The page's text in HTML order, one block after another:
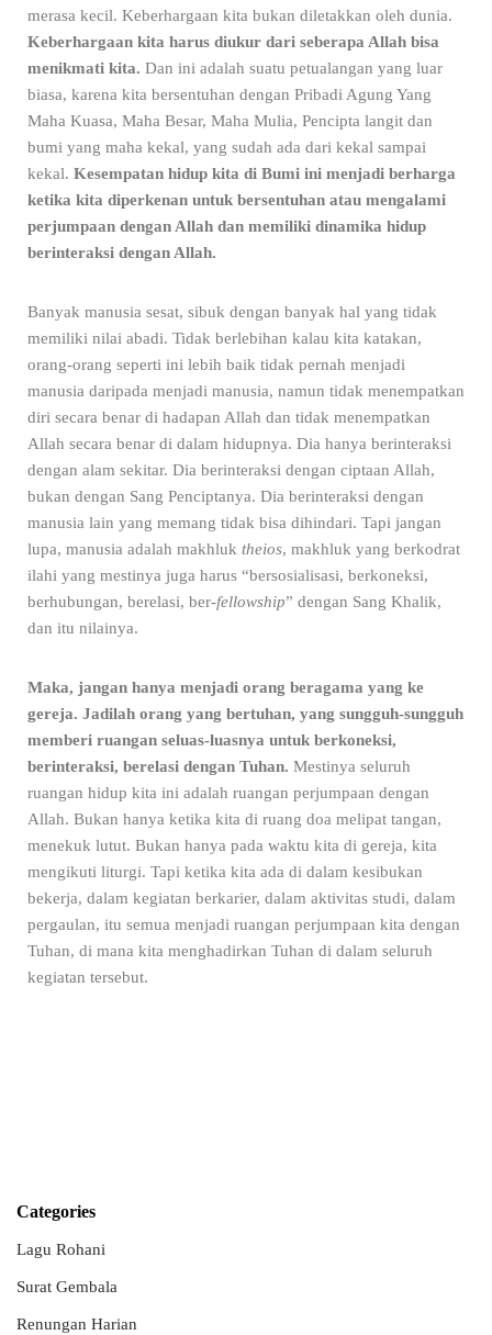
merasa kecil. Keberhargaan kita bukan diletakkan oleh dunia.
Keberhargaan kita harus diukur dari seberapa Allah bisa
menikmati kita. Dan ini adalah suatu petualangan yang luar
biasa, karena kita bersentuhan dengan Pribadi Agung Yang
Maha Kuasa, Maha Besar, Maha Mulia, Pencipta langit dan
bumi yang maha kekal, yang sudah ada dari kekal sampai
kekal. Kesempatan hidup kita di Bumi ini menjadi berharga
ketika kita diperkenan untuk bersentuhan atau mengalami
perjumpaan dengan Allah dan memiliki dinamika hidup
berinteraksi dengan Allah.
Banyak manusia sesat, sibuk dengan banyak hal yang tidak
memiliki nilai abadi. Tidak berlebihan kalau kita katakan,
orang-orang seperti ini lebih baik tidak pernah menjadi
manusia daripada menjadi manusia, namun tidak menempatkan
diri secara benar di hadapan Allah dan tidak menempatkan
Allah secara benar di dalam hidupnya. Dia hanya berinteraksi
dengan alam sekitar. Dia berinteraksi dengan ciptaan Allah,
bukan dengan Sang Penciptanya. Dia berinteraksi dengan
manusia lain yang memang tidak bisa dihindari. Tapi jangan
lupa, manusia adalah makhluk theios, makhluk yang berkodrat
ilahi yang mestinya juga harus “bersosialisasi, berkoneksi,
berhubungan, berelasi, ber-fellowship” dengan Sang Khalik,
dan itu nilainya.
Maka, jangan hanya menjadi orang beragama yang ke
gereja. Jadilah orang yang bertuhan, yang sungguh-sungguh
memberi ruangan seluas-luasnya untuk berkoneksi,
berinteraksi, berelasi dengan Tuhan. Mestinya seluruh
ruangan hidup kita ini adalah ruangan perjumpaan dengan
Allah. Bukan hanya ketika kita di ruang doa melipat tangan,
menekuk lutut. Bukan hanya pada waktu kita di gereja, kita
mengikuti liturgi. Tapi ketika kita ada di dalam kesibukan
bekerja, dalam kegiatan berkarier, dalam aktivitas studi, dalam
pergaulan, itu semua menjadi ruangan perjumpaan kita dengan
Tuhan, di mana kita menghadirkan Tuhan di dalam seluruh
kegiatan tersebut.
Categories
Lagu Rohani
Surat Gembala
Renungan Harian